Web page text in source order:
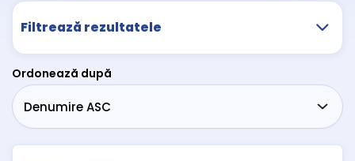
Filtrează rezultatele
Ordonează după